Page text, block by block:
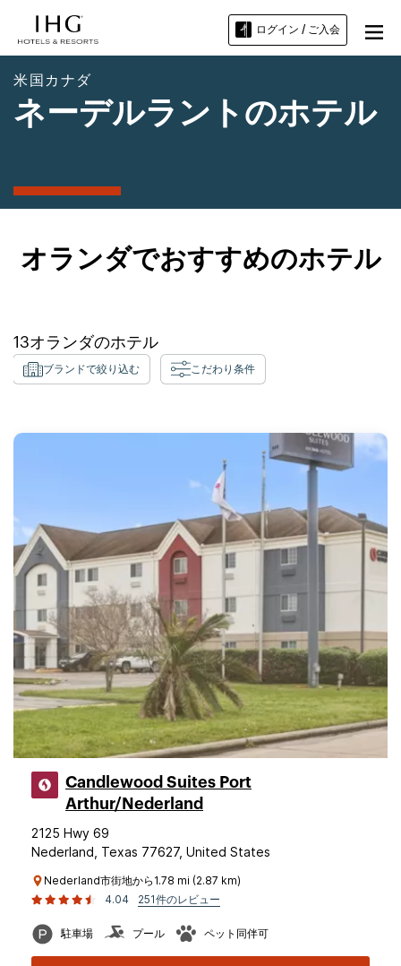
ログイン / ご入会
米国カナダ
ネーデルラントのホテル
オランダでおすすめのホテル
13オランダのホテル
ブランドで絞り込む こだわり条件
Candlewood Suites Port
Arthur/Nederland
2125 Hwy 69
Nederland, Texas 77627, United States
Nederland市街地から1.78 mi (2.87 km)
4.04
251件のレビュー
駐車場 プール ペット同伴可